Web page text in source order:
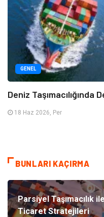
GENEL
Deniz Taşımacılığında
18 Haz 2026, Per
BUNLARI KAÇIRMA
Parsiyel Taşımacılık
Ticaret Stratejileri